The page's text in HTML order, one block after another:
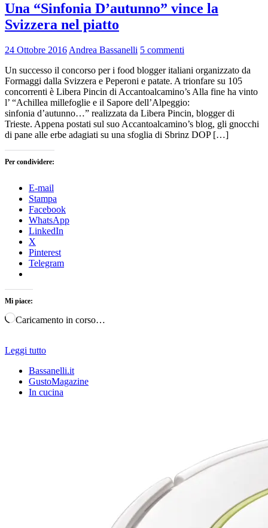
Una “Sinfonia D’autunno” vince la
Svizzera nel piatto
24 Ottobre 2016 Andrea Bassanelli 5 commenti
Un successo il concorso per i food blogger italiani organizzato da
Formaggi dalla Svizzera e Peperoni e patate. A trionfare su 105
concorrenti è Libera Pincin di Accantoalcamino’s Alla fine ha vinto
l’ “Achillea millefoglie e il Sapore dell’Alpeggio:
sinfonia d’autunno…” realizzata da Libera Pincin, blogger di
Trieste. Appena postati sul suo Accantoalcamino’s blog, gli gnocchi
di pane alle erbe adagiati su una sfoglia di Sbrinz DOP […]
Per condividere:
E-mail
Stampa
Facebook
WhatsApp
LinkedIn
X
Pinterest
Telegram
Mi piace:
Caricamento in corso…
Leggi tutto
Bassanelli.it
GustoMagazine
In cucina